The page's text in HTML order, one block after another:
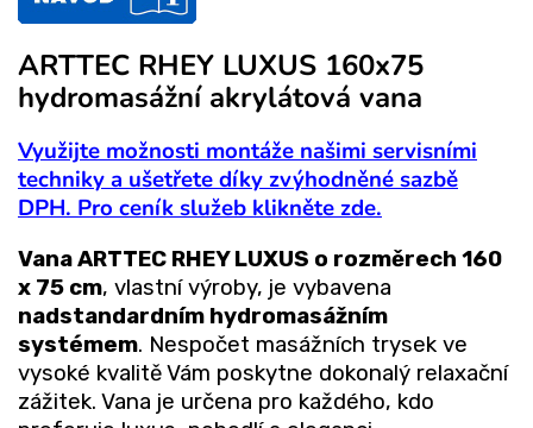
ARTTEC RHEY LUXUS 160x75
hydromasážní akrylátová vana
Využijte možnosti montáže našimi servisními
techniky a ušetřete díky zvýhodněné sazbě
DPH. Pro ceník služeb klikněte zde.
Vana ARTTEC RHEY LUXUS o rozměrech 160
x 75 cm, vlastní výroby, je vybavena
nadstandardním hydromasážním
systémem. Nespočet masážních trysek ve
vysoké kvalitě Vám poskytne dokonalý relaxační
zážitek. Vana je určena pro každého, kdo